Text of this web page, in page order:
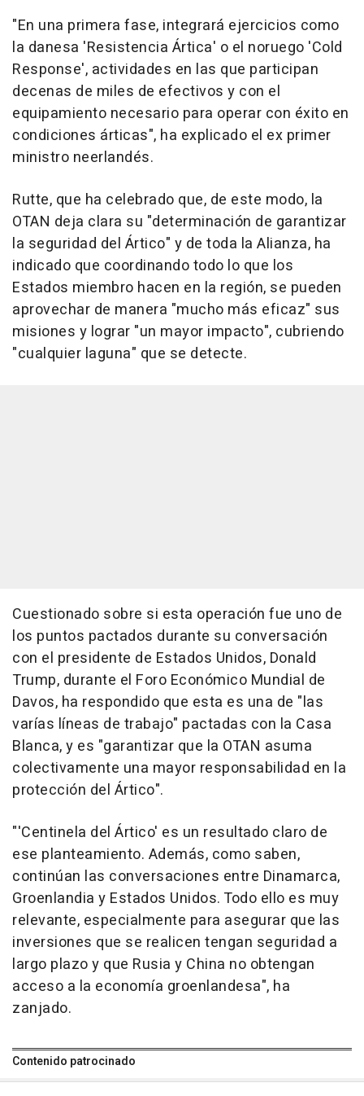
"En una primera fase, integrará ejercicios como
la danesa 'Resistencia Ártica' o el noruego 'Cold
Response', actividades en las que participan
decenas de miles de efectivos y con el
equipamiento necesario para operar con éxito en
condiciones árticas", ha explicado el ex primer
ministro neerlandés.
Rutte, que ha celebrado que, de este modo, la
OTAN deja clara su "determinación de garantizar
la seguridad del Ártico" y de toda la Alianza, ha
indicado que coordinando todo lo que los
Estados miembro hacen en la región, se pueden
aprovechar de manera "mucho más eficaz" sus
misiones y lograr "un mayor impacto", cubriendo
"cualquier laguna" que se detecte.
Cuestionado sobre si esta operación fue uno de
los puntos pactados durante su conversación
con el presidente de Estados Unidos, Donald
Trump, durante el Foro Económico Mundial de
Davos, ha respondido que esta es una de "las
varías líneas de trabajo" pactadas con la Casa
Blanca, y es "garantizar que la OTAN asuma
colectivamente una mayor responsabilidad en la
protección del Ártico".
"'Centinela del Ártico' es un resultado claro de
ese planteamiento. Además, como saben,
continúan las conversaciones entre Dinamarca,
Groenlandia y Estados Unidos. Todo ello es muy
relevante, especialmente para asegurar que las
inversiones que se realicen tengan seguridad a
largo plazo y que Rusia y China no obtengan
acceso a la economía groenlandesa", ha
zanjado.
Contenido patrocinado